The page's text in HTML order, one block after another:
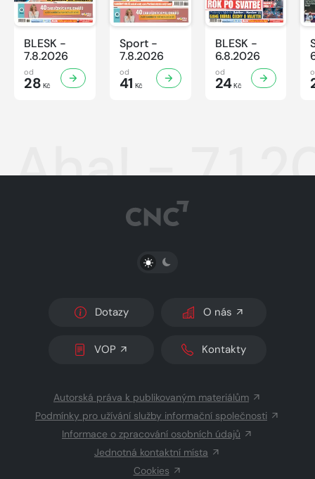
BLESK -
7.8.2026
od
28 Kč
Sport -
7.8.2026
od
41 Kč
BLESK -
6.8.2026
od
24Kč
Aha! -
PŘEPNOUT SVĚTLÝ/TMAVÝ REŽIM
Dotazy O nás
VOP Kontakty
Autorská práva k publikovaným materiálům
Podmínky pro užívání služby informační společnosti
Informace o zpracování osobních údajů
Jednotná kontaktní místa
Cookies